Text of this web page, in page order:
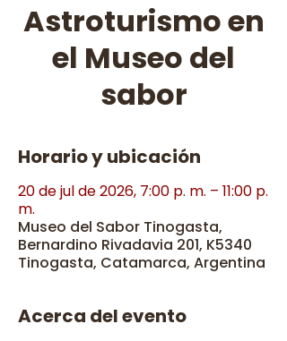
Astroturismo en
el Museo del
sabor
Horario y ubicación
20 de jul de 2026, 7:00 p. m. – 11:00 p.
m.
Museo del Sabor Tinogasta,
Bernardino Rivadavia 201, K5340
Tinogasta, Catamarca, Argentina
Acerca del evento